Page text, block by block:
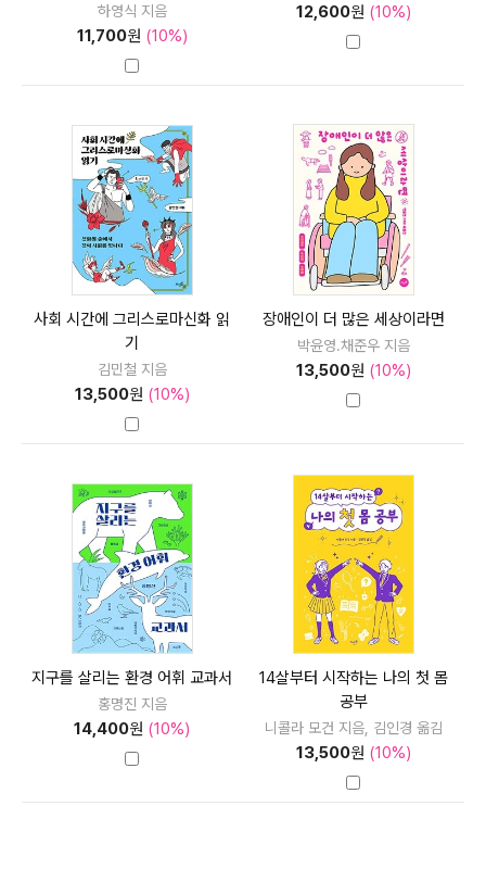
하영식 지음
11,700원 (10%)
12,600원 (10%)
사회 시간에 그리스로마신화 읽
기
김민철 지음
13,500원 (10%)
장애인이 더 많은 세상이라면
박윤영.채준우 지음
13,500원 (10%)
지구를 살리는 환경 어휘 교과서
홍명진 지음
14,400원 (10%)
14살부터 시작하는 나의 첫 몸
공부
니콜라 모건 지음, 김인경 옮김
13,500원 (10%)